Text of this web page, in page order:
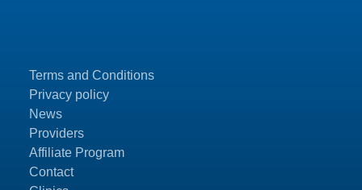
Terms and Conditions
Privacy policy
News
Providers
Affiliate Program
Contact